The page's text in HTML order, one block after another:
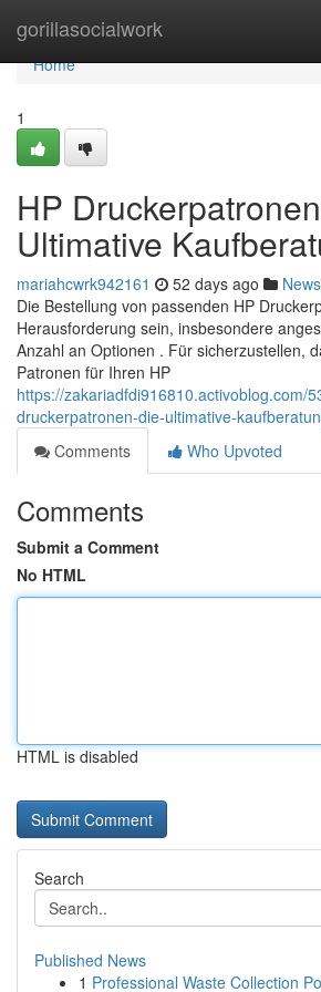
gorillasocialwork
Home
Home
1
HP
Ultimative
mariahcwrk942161 52 days ago News
Die Bestellung von passenden HP
Herausforderung sein, insbesondere
Anzahl an Optionen . Für sicherzustellen,
Patronen für Ihren HP
https://zakariadfdi916810.activoblog.com/
druckerpatronen-die-ultimative-
Comments
Who Upvoted
Comments
Submit a Comment
No HTML
HTML is disabled
Search
Published News
1 Professional Waste Collection